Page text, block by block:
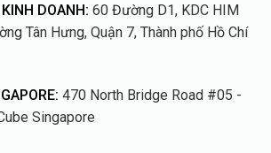
DOANH: 60 Đường D1, KDC HIM
Tân Hưng, Quận 7, Thành phố Hồ Chí
470 North Bridge Road #05 -
Singapore